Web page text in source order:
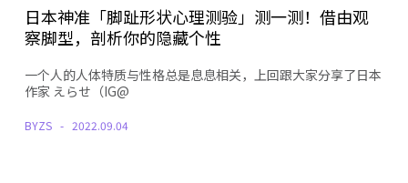
日本神准「脚趾形状心理测验」测一测！借由观
察脚型，剖析你的隐藏个性
一个人的人体特质与性格总是息息相关，上回跟大家分享了日本
作家 えらせ（IG@
BYZS 2022.09.04